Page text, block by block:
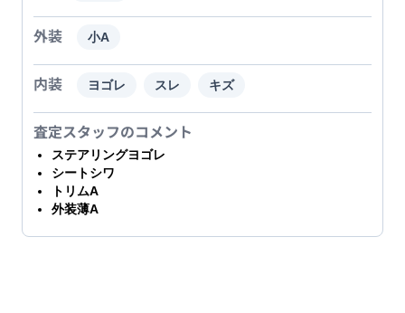
外装 小A
内装 ヨゴレ スレ キズ
査定スタッフのコメント
ステアリングヨゴレ
シートシワ
トリムA
外装薄A